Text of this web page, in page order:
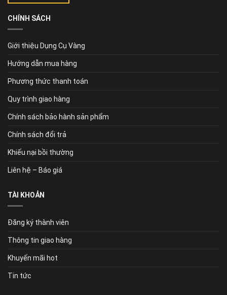
CHÍNH SÁCH
Giới thiệu Dụng Cụ Vàng
Hướng dẫn mua hàng
Phương thức thanh toán
Quy trình giao hàng
Chính sách bảo hành sản phẩm
Chính sách đổi trả
Khiếu nại bồi thường
Liên hệ – Báo giá
TÀI KHOẢN
Đăng ký thành viên
Thông tin giao hàng
Khuyến mãi hot
Tin tức